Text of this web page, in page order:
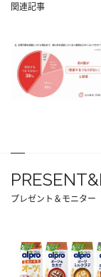
関連記事
プレゼント＆モニター